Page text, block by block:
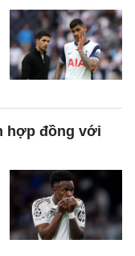
hợp đồng với